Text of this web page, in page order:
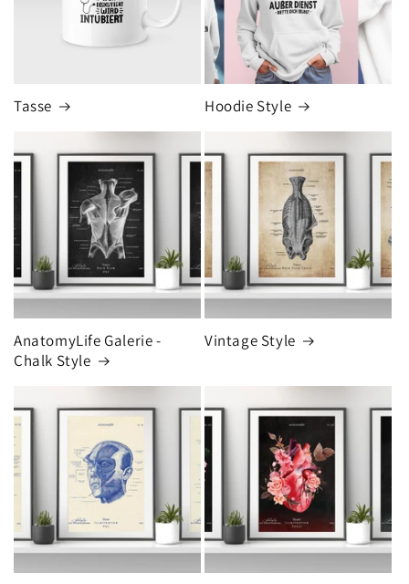
Tasse Hoodie Style
AnatomyLife Galerie -
Chalk Style
Vintage Style